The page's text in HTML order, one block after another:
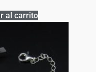
al carrito